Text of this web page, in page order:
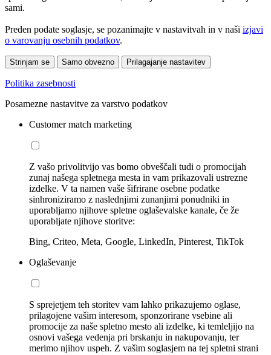
sami.
Preden podate soglasje, se pozanimajte v nastavitvah in v naši izjavi
o varovanju osebnih podatkov.
Strinjam se Samo obvezno Prilagajanje nastavitev
Politika zasebnosti
Posamezne nastavitve za varstvo podatkov
Customer match marketing
Z vašo privolitvijo vas bomo obveščali tudi o promocijah
zunaj našega spletnega mesta in vam prikazovali ustrezne
izdelke. V ta namen vaše šifrirane osebne podatke
sinhroniziramo z naslednjimi zunanjimi ponudniki in
uporabljamo njihove spletne oglaševalske kanale, če že
uporabljate njihove storitve:
Bing, Criteo, Meta, Google, LinkedIn, Pinterest, TikTok
Oglaševanje
S sprejetjem teh storitev vam lahko prikazujemo oglase,
prilagojene vašim interesom, sponzorirane vsebine ali
promocije za naše spletno mesto ali izdelke, ki temleljijo na
osnovi vašega vedenja pri brskanju in nakupovanju, ter
merimo njihov uspeh. Z vašim soglasjem na tej spletni strani